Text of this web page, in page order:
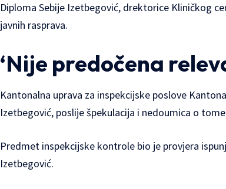
Diploma Sebije Izetbegović, drektorice Kliničkog
javnih rasprava.
‘Nije predočena
Kantonalna uprava za inspekcijske poslove
Izetbegović, poslije špekulacija i nedoumica o
Predmet inspekcijske kontrole bio je provjera
Izetbegović.